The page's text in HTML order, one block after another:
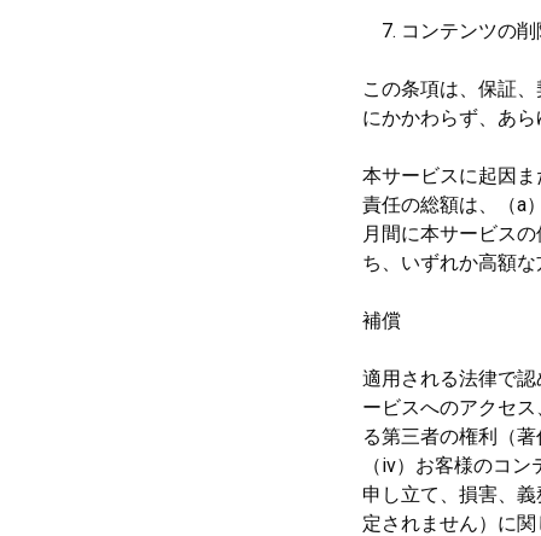
コンテンツの
この条項は、保証
にかかわらず、あ
本サービスに起因ま
責任の総額は、（a
月間に本サービス
ち、いずれか高額
補償
適用される法律で
ービスへのアクセ
る第三者の権利（
（iv）お客様のコ
申し立て、損害、
定されません）に